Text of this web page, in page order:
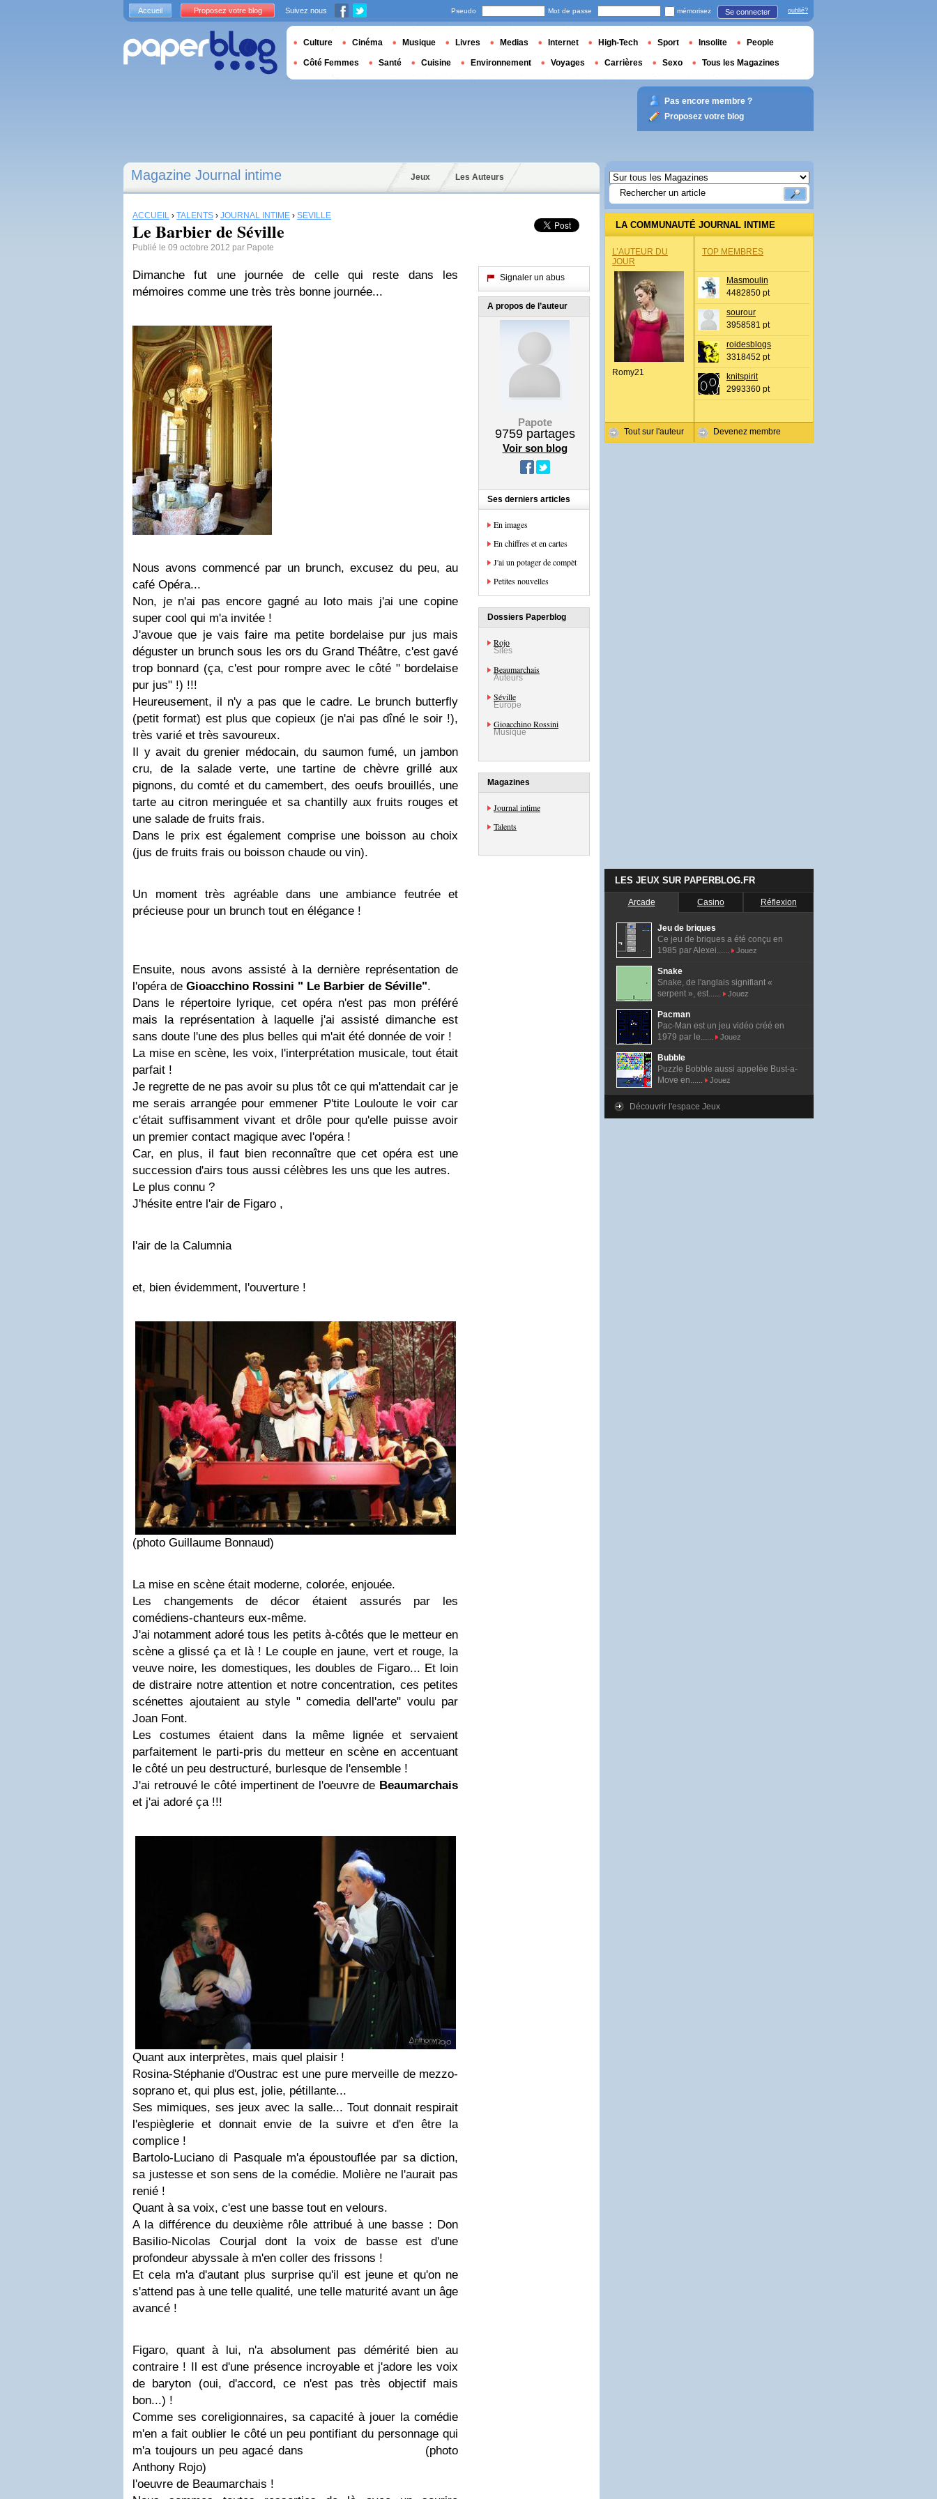
Magazine Journal intime Jeux Les Auteurs
ACCUEIL › TALENTS › JOURNAL INTIME › SÉVILLE
Le Barbier de Séville
Publié le 09 octobre 2012 par Papote
Dimanche fut une journée de celle qui reste dans les
mémoires comme une très très bonne journée...
Nous avons commencé par un brunch, excusez du peu, au
café Opéra...
Non, je n'ai pas encore gagné au loto mais j'ai une copine
super cool qui m'a invitée !
J'avoue que je vais faire ma petite bordelaise pur jus mais
déguster un brunch sous les ors du Grand Théâtre, c'est gavé
trop bonnard (ça, c'est pour rompre avec le côté " bordelaise
pur jus" !) !!!
Heureusement, il n'y a pas que le cadre. Le brunch butterfly
(petit format) est plus que copieux (je n'ai pas dîné le soir !),
très varié et très savoureux.
Il y avait du grenier médocain, du saumon fumé, un jambon
cru, de la salade verte, une tartine de chèvre grillé aux
pignons, du comté et du camembert, des oeufs brouillés, une
tarte au citron meringuée et sa chantilly aux fruits rouges et
une salade de fruits frais.
Dans le prix est également comprise une boisson au choix
(jus de fruits frais ou boisson chaude ou vin).
Un moment très agréable dans une ambiance feutrée et
précieuse pour un brunch tout en élégance !
Ensuite, nous avons assisté à la dernière représentation de
l'opéra de Gioacchino Rossini " Le Barbier de Séville".
Dans le répertoire lyrique, cet opéra n'est pas mon préféré
mais la représentation à laquelle j'ai assisté dimanche est
sans doute l'une des plus belles qui m'ait été donnée de voir !
La mise en scène, les voix, l'interprétation musicale, tout était
parfait !
Je regrette de ne pas avoir su plus tôt ce qui m'attendait car je
me serais arrangée pour emmener P'tite Louloute le voir car
c'était suffisamment vivant et drôle pour qu'elle puisse avoir
un premier contact magique avec l'opéra !
Car, en plus, il faut bien reconnaître que cet opéra est une
succession d'airs tous aussi célèbres les uns que les autres.
Le plus connu ?
J'hésite entre l'air de Figaro ,
l'air de la Calumnia
et, bien évidemment, l'ouverture !
(photo Guillaume Bonnaud)
La mise en scène était moderne, colorée, enjouée.
Les changements de décor étaient assurés par les
comédiens-chanteurs eux-même.
J'ai notamment adoré tous les petits à-côtés que le metteur en
scène a glissé ça et là ! Le couple en jaune, vert et rouge, la
veuve noire, les domestiques, les doubles de Figaro... Et loin
de distraire notre attention et notre concentration, ces petites
scénettes ajoutaient au style " comedia dell'arte" voulu par
Joan Font.
Les costumes étaient dans la même lignée et servaient
parfaitement le parti-pris du metteur en scène en accentuant
le côté un peu destructuré, burlesque de l'ensemble !
J'ai retrouvé le côté impertinent de l'oeuvre de Beaumarchais
et j'ai adoré ça !!!
Quant aux interprètes, mais quel plaisir !
Rosina-Stéphanie d'Oustrac est une pure merveille de mezzo-
soprano et, qui plus est, jolie, pétillante...
Ses mimiques, ses jeux avec la salle... Tout donnait respirait
l'espièglerie et donnait envie de la suivre et d'en être la
complice !
Bartolo-Luciano di Pasquale m'a époustouflée par sa diction,
sa justesse et son sens de la comédie. Molière ne l'aurait pas
renié !
Quant à sa voix, c'est une basse tout en velours.
A la différence du deuxième rôle attribué à une basse : Don
Basilio-Nicolas Courjal dont la voix de basse est d'une
profondeur abyssale à m'en coller des frissons !
Et cela m'a d'autant plus surprise qu'il est jeune et qu'on ne
s'attend pas à une telle qualité, une telle maturité avant un âge
avancé !
Figaro, quant à lui, n'a absolument pas démérité bien au
contraire ! Il est d'une présence incroyable et j'adore les voix
de baryton (oui, d'accord, ce n'est pas très objectif mais
bon...) !
Comme ses coreligionnaires, sa capacité à jouer la comédie
m'en a fait oublier le côté un peu pontifiant du personnage qui
m'a toujours un peu agacé dans (photo
Anthony Rojo)
l'oeuvre de Beaumarchais !
Signaler un abus
A propos de l’auteur
Papote
9759partages
Voir son blog
Ses derniers articles
En images
En chiffres et en cartes
J'ai un potager de compèt
Petites nouvelles
Dossiers Paperblog
Rojo
Sites
Beaumarchais
Auteurs
Séville
Europe
Gioacchino Rossini
Musique
Magazines
Journal intime
Talents
LA COMMUNAUTÉ JOURNAL INTIME
L’AUTEUR DU
JOUR
Romy21
Tout sur l'auteur
TOP MEMBRES
Masmoulin
4482850 pt
sourour
3958581 pt
roidesblogs
3318452 pt
knitspirit
2993360 pt
Devenez membre
LES JEUX SUR PAPERBLOG.FR
Arcade Casino Réflexion
Jeu de briques
Ce jeu de briques a été conçu en
1985 par Alexei......
Jouez
Snake
Snake, de l'anglais signifiant «
serpent », est......
Jouez
Pacman
Pac-Man est un jeu vidéo créé en
1979 par le......
Jouez
Bubble
Puzzle Bobble aussi appelée Bust-a-
Move en......
Jouez
Découvrir l'espace Jeux
Accueil Proposez votre blog Suivez nous Pseudo Mot de passe mémorisez Se connecter oublié?
Culture Cinéma Musique Livres Medias Internet High-Tech Sport Insolite People
Côté Femmes Santé Cuisine Environnement Voyages Carrières Sexo Tous les Magazines
Pas encore membre ?
Proposez votre blog